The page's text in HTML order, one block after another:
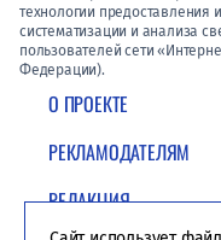
О ПРОЕКТЕ
РЕКЛАМОДАТЕЛЯМ
РЕДАКЦИЯ
технологии
систематизации и анализа
пользователей сети
Федерации).